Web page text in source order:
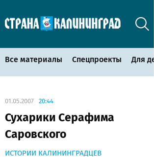
Все материалы Спецпроекты Для
01.05.2007 20:44
Сухарики Серафима
Саровского
ИСТОРИИ КАЛИНИНГРАДЦЕВ